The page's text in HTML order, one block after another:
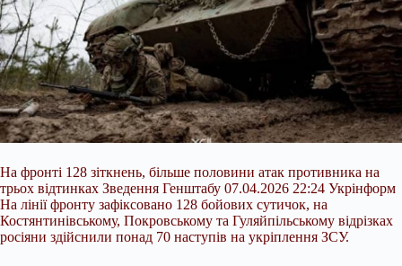
На фронті 128 зіткнень, більше половини атак противника на
трьох відтинках Зведення Генштабу 07.04.2026 22:24 Укрінформ
На лінії фронту зафіксовано 128 бойових сутичок, на
Костянтинівському, Покровському та Гуляйпільському відрізках
росіяни здійснили понад 70 наступів на укріплення ЗСУ.